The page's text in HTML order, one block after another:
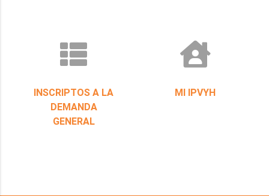
INSCRIPTOS A LA
DEMANDA
GENERAL
MI IPVYH